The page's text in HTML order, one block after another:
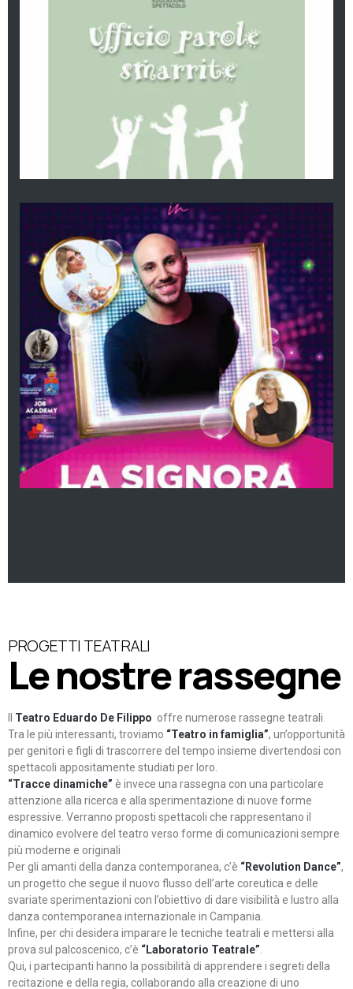
PROGETTI TEATRALI
Le nostre rassegne
Teatro Eduardo De Filippo offre numerose rassegne teatrali.
Tra le più interessanti, troviamo “Teatro in famiglia”, un’opportunità
per genitori e figli di trascorrere del tempo insieme divertendosi con
spettacoli appositamente studiati per loro.
“Tracce dinamiche” è invece una rassegna con una particolare
attenzione alla ricerca e alla sperimentazione di nuove forme
espressive. Verranno proposti spettacoli che rappresentano il
dinamico evolvere del teatro verso forme di comunicazioni sempre
più moderne e originali
Per gli amanti della danza contemporanea, c’è “Revolution Dance”,
un progetto che segue il nuovo flusso dell’arte coreutica e delle
svariate sperimentazioni con l’obiettivo di dare visibilità e lustro alla
danza contemporanea internazionale in Campania.
Infine, per chi desidera imparare le tecniche teatrali e mettersi alla
prova sul palcoscenico, c’è “Laboratorio Teatrale”
Qui, i partecipanti hanno la possibilità di apprendere i segreti della
recitazione e della regia, collaborando alla creazione di uno